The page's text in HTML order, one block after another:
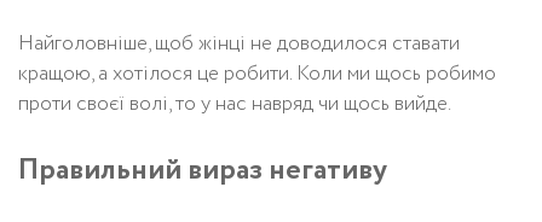
Найголовніше, щоб жінці не доводилося ставати
кращою, а хотілося це робити. Коли ми щось робимо
проти своєї волі, то у нас навряд чи щось вийде.
Правильний вираз негативу